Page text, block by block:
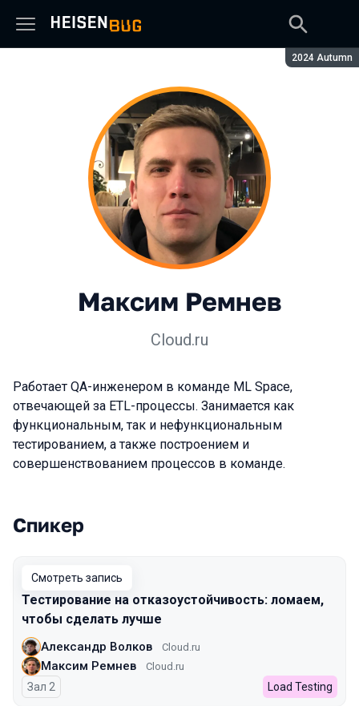
Сезон:
2024 Autumn
Максим Ремнев
Cloud.ru
Работает QA-инженером в команде ML Space,
отвечающей за ETL-процессы. Занимается как
функциональным, так и нефункциональным
тестированием, а также построением и
совершенствованием процессов в команде.
Выступления в сезоне 2024 Autumn
Спикер
Смотреть запись
Тестирование на отказоустойчивость: ломаем,
чтобы сделать лучше
Александр Волков Cloud.ru
Максим Ремнев Cloud.ru
Зал 2 Load Testing